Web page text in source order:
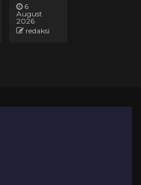
6
August
2026
redaksi